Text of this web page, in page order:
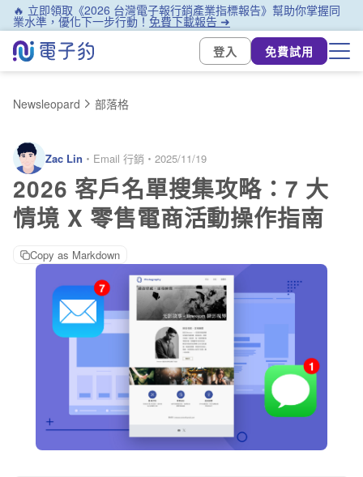
🔥 立即領取《2026 台灣電子報行銷產業指標報告》幫助你掌握同
業水準，優化下一步行動！免費下載報告 ➜
登入
免費試用
Newsleopard 部落格
Zac Lin ・ Email 行銷 ・ 2025/11/19
2026 客戶名單搜集攻略：7 大
情境 X 零售電商活動操作指南
Copy as Markdown